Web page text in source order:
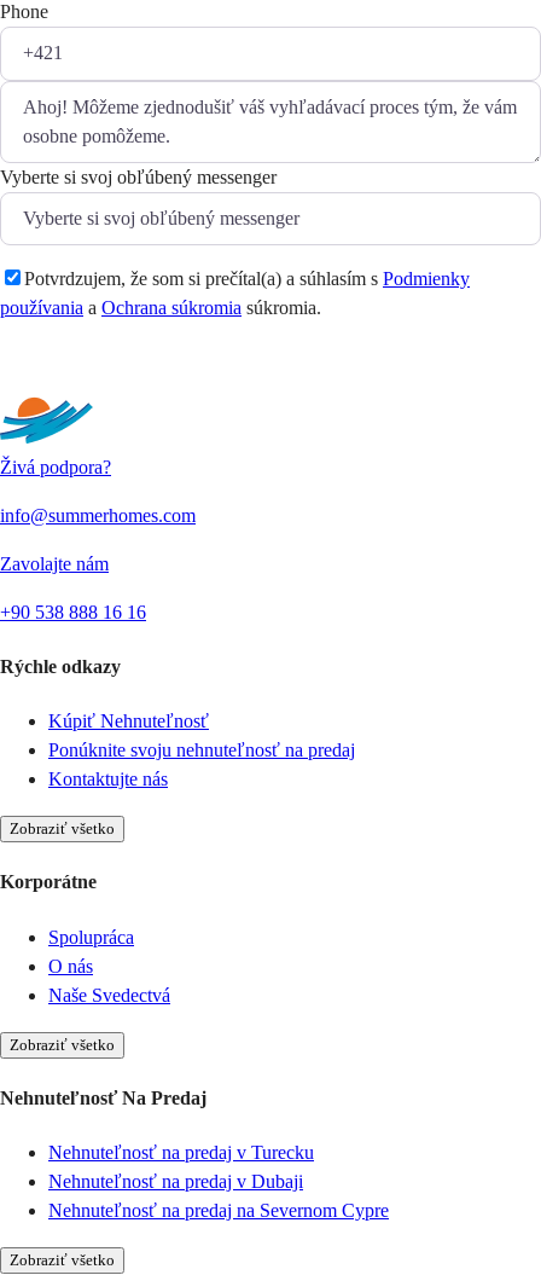
Phone
Vyberte si svoj obľúbený messenger
Potvrdzujem, že som si prečítal(a) a súhlasím s Podmienky
používania a Ochrana súkromia súkromia.
Živá podpora?
info@summerhomes.com
Zavolajte nám
+90 538 888 16 16
Rýchle odkazy
Kúpiť Nehnuteľnosť
Ponúknite svoju nehnuteľnosť na predaj
Kontaktujte nás
Zobraziť všetko
Korporátne
Spolupráca
O nás
Naše Svedectvá
Zobraziť všetko
Nehnuteľnosť Na Predaj
Nehnuteľnosť na predaj v Turecku
Nehnuteľnosť na predaj v Dubaji
Nehnuteľnosť na predaj na Severnom Cypre
Zobraziť všetko